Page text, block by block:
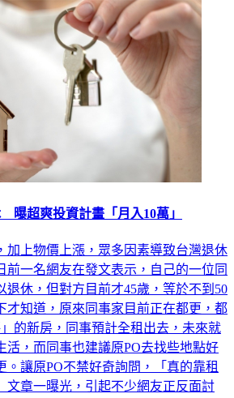
曝超爽投資計畫「月入10萬」
加上物價上漲，眾多因素導致台灣退休
前一名網友在發文表示，自己的一位同
退休，但對方目前才45歲，等於不到50
才知道，原來同事家目前正在都更，都
的新房，同事預計全租出去，未來就
活，而同事也建議原PO去找些地點好
。讓原PO不禁好奇詢問，「真的靠租
文章一曝光，引起不少網友正反面討